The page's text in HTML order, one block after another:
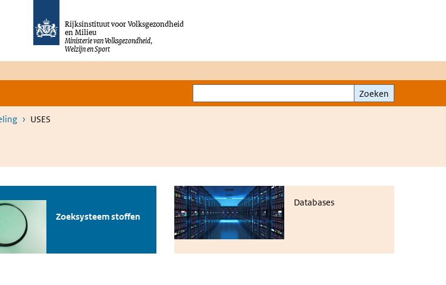
Rijksinstituut voor Volksgezondheid
en Milieu
Ministerie van Volksgezondheid,
Welzijn en Sport
Zoeken
Zoeken
USES
Zoeksysteem stoffen
Databases
Databases